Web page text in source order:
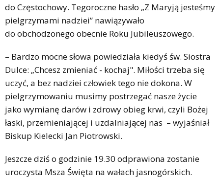
do Częstochowy. Tegoroczne hasło „Z Maryją jesteśmy
pielgrzymami nadziei” nawiązywało
do obchodzonego obecnie Roku Jubileuszowego.
– Bardzo mocne słowa powiedziała kiedyś św. Siostra
Dulce: „Chcesz zmieniać - kochaj". Miłości trzeba się
uczyć, a bez nadziei człowiek tego nie dokona. W
pielgrzymowaniu musimy postrzegać nasze życie
jako wymianę darów i zdrowy obieg krwi, czyli Bożej
łaski, przemieniającej i uzdalniającej nas – wyjaśniał
Biskup Kielecki Jan Piotrowski.
Jeszcze dziś o godzinie 19.30 odprawiona zostanie
uroczysta Msza Święta na wałach jasnogórskich.